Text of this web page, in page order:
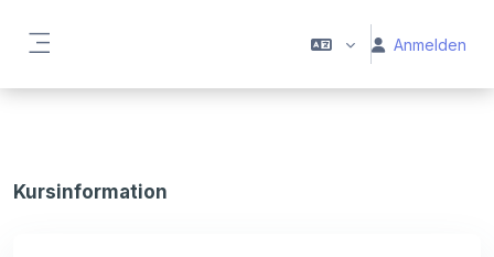
Anmelden
Kursinformation